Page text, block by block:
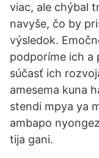
viac, ale chýbal
navyše, čo by
výsledok.
podporíme ich a
súčasť ich
amesema kuna
stendi mpya ya
ambapo
tija gani.